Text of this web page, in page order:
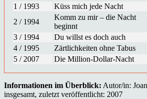
1 / 1993
Küss mich jede Nacht
2 / 1994
Komm zu mir – die Nacht
beginnt
3 / 1994
Du willst es doch auch
4 / 1995
Zärtlichkeiten ohne Tabus
5 / 2007
Die Million-Dollar-Nacht
Informationen im Überblick: Autor/in:
insgesamt, zuletzt veröffentlicht: 2007